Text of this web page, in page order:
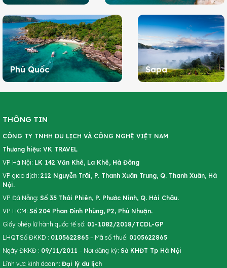
Phú Quốc Sapa
THÔNG TIN
CÔNG TY TNHH DU LỊCH VÀ CÔNG NGHỆ VIỆT NAM
Thương hiệu: VK TRAVEL
VP Hà Nội: LK 142 Văn Khê, La Khê, Hà Đông
VP giao dịch: 212 Nguyễn Trãi, P. Thanh Xuân Trung, Q. Thanh Xuân, Hà
Nội.
VP Đà Nẵng: Số 35 Thái Phiên, P. Phước Ninh, Q. Hải Châu.
VP HCM: Số 204 Phan Đình Phùng, P2, Phú Nhuận.
Giấy phép lữ hành quốc tế số: 01-1082/2018/TCDL-GP
LHQTSố ĐKKD : 0105622865 – Mã số thuế: 0105622865
Ngày ĐKKĐ : 09/11/2011 – Nơi đăng ký: Sở KHĐT Tp Hà Nội
Lĩnh vực kinh doanh: Đại lý du lịch